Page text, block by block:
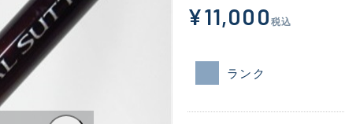
¥11,000 税込
ランク